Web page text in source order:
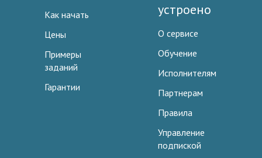
Как начать
Цены
Примеры
заданий
Гарантии
устроено
О сервисе
Обучение
Исполнителям
Партнерам
Правила
Управление
подпиской